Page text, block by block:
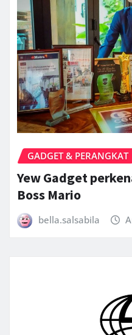
GADGET & PERANGKAT
Yew Gadget
Boss Mario
bella.salsabila